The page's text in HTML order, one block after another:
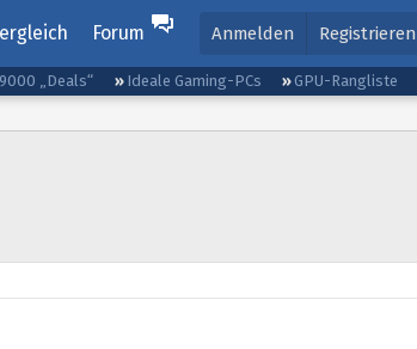
Forum Anmelden Registrieren
„Deals“ Ideale Gaming-PCs GPU-Rangliste